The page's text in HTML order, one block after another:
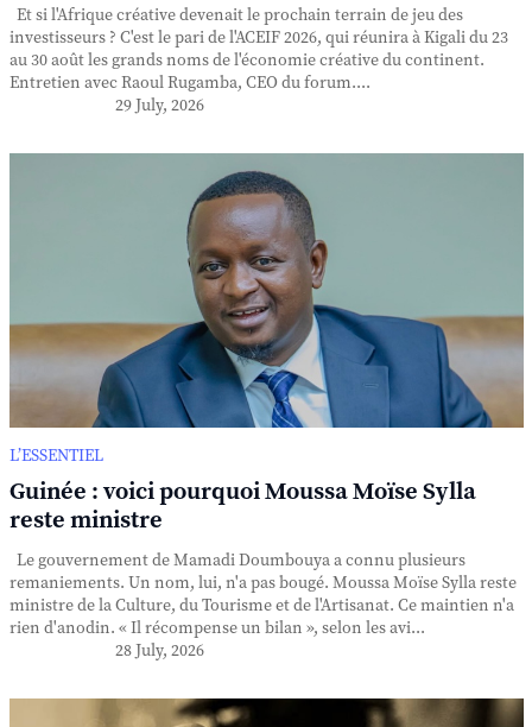
Et si l'Afrique créative devenait le prochain terrain de jeu des
investisseurs ? C'est le pari de l'ACEIF 2026, qui réunira à Kigali du 23
au 30 août les grands noms de l'économie créative du continent.
Entretien avec Raoul Rugamba, CEO du forum....
29 July, 2026
L’ESSENTIEL
Guinée : voici pourquoi Moussa Moïse Sylla
reste ministre
Le gouvernement de Mamadi Doumbouya a connu plusieurs
remaniements. Un nom, lui, n'a pas bougé. Moussa Moïse Sylla reste
ministre de la Culture, du Tourisme et de l'Artisanat. Ce maintien n'a
rien d'anodin. « Il récompense un bilan », selon les avi...
28 July, 2026